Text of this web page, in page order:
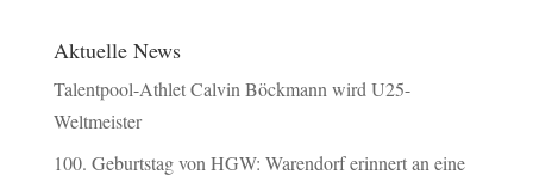
Aktuelle News
Talentpool-Athlet Calvin Böckmann wird U25-
Weltmeister
100. Geburtstag von HGW: Warendorf erinnert an eine